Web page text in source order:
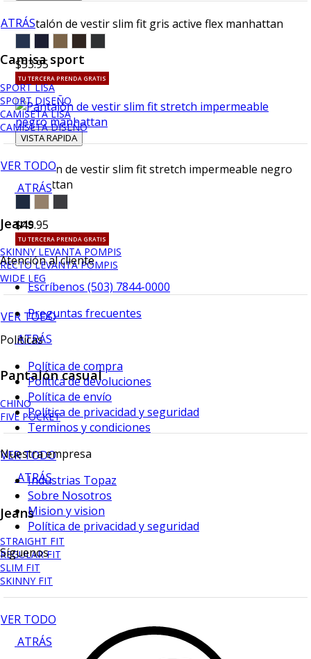
ATRÁS
Camisa sport
SPORT LISA
SPORT DISEÑO
CAMISETA LISA
CAMISETA DISEÑO
VER TODO
ATRÁS
Jeans
SKINNY LEVANTA POMPIS
RECTO LEVANTA POMPIS
WIDE LEG
VER TODO
ATRÁS
Pantalón casual
CHINO
FIVE POCKET
VER TODO
ATRÁS
Jeans
STRAIGHT FIT
REGULAR FIT
SLIM FIT
SKINNY FIT
VER TODO
ATRÁS
Pantalón de vestir slim fit gris active flex manhattan
$53.95
TU TERCERA PRENDA GRATIS
VISTA RAPIDA
Pantalón de vestir slim fit stretch impermeable negro
manhattan
$49.95
TU TERCERA PRENDA GRATIS
Atención al cliente
Escríbenos (503) 7844-0000
Preguntas frecuentes
Políticas
Política de compra
Política de devoluciones
Política de envío
Política de privacidad y seguridad
Terminos y condiciones
Nuestra empresa
Industrias Topaz
Sobre Nosotros
Mision y vision
Política de privacidad y seguridad
Síguenos